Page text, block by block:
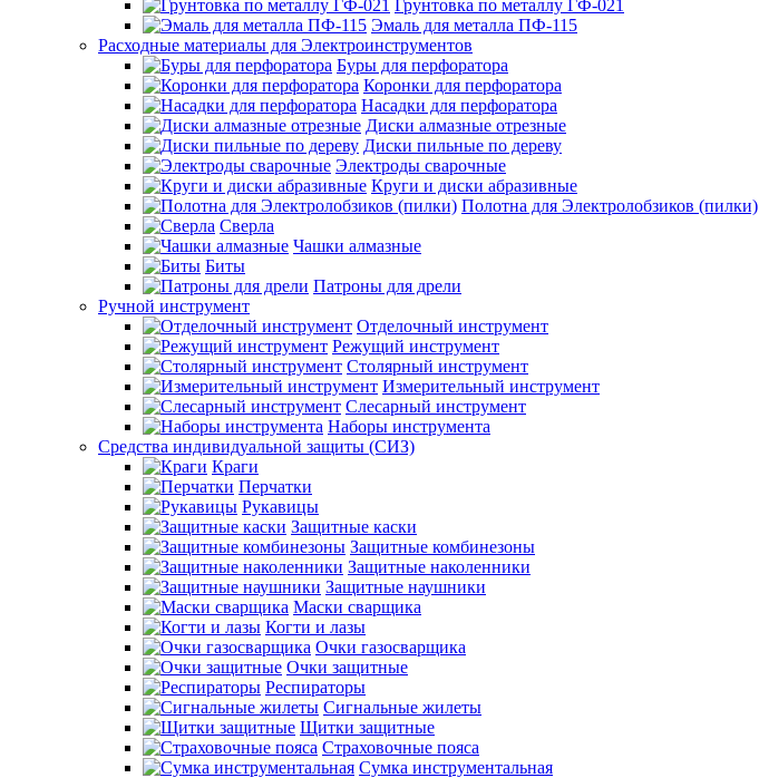
Грунтовка по металлу ГФ-021
Эмаль для металла ПФ-115
Расходные материалы для Электроинструментов
Буры для перфоратора
Коронки для перфоратора
Насадки для перфоратора
Диски алмазные отрезные
Диски пильные по дереву
Электроды сварочные
Круги и диски абразивные
Полотна для Электролобзиков (пилки)
Сверла
Чашки алмазные
Биты
Патроны для дрели
Ручной инструмент
Отделочный инструмент
Режущий инструмент
Столярный инструмент
Измерительный инструмент
Слесарный инструмент
Наборы инструмента
Средства индивидуальной защиты (СИЗ)
Краги
Перчатки
Рукавицы
Защитные каски
Защитные комбинезоны
Защитные наколенники
Защитные наушники
Маски сварщика
Когти и лазы
Очки газосварщика
Очки защитные
Респираторы
Сигнальные жилеты
Щитки защитные
Страховочные пояса
Сумка инструментальная